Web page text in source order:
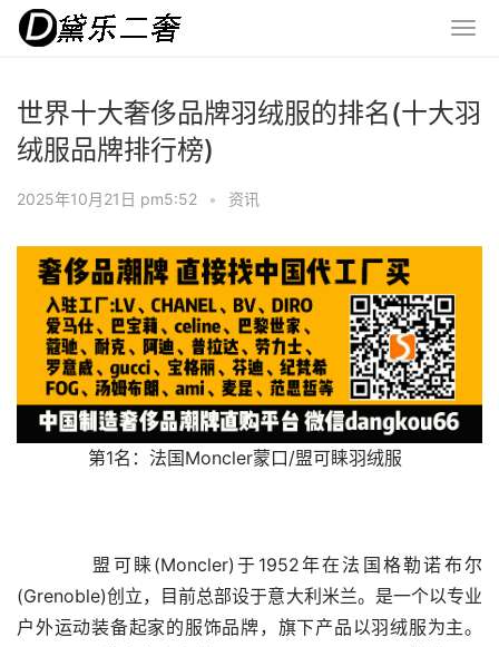
世界十大奢侈品牌羽绒服的排名(十大羽
绒服品牌排行榜)
2025年10月21日 pm5:52 • 资讯
第1名：法国Moncler蒙口/盟可睐羽绒服
盟可睐(Moncler)于1952年在法国格勒诺布尔
(Grenoble)创立，目前总部设于意大利米兰。是一个以专业
户外运动装备起家的服饰品牌，旗下产品以羽绒服为主。